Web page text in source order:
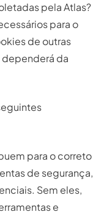
pela Atlas?
para o
de outras
dependerá da
para o correto
de segurança,
Sem eles,
e